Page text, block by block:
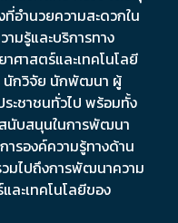
อำนวยความสะดวกใน
ามรู้และบริการทาง
ศาสตร์และเทคโนโลยี
นักวิจัย นักพัฒนา ผู้
ะชาชนทั่วไป พร้อมทั้ง
สนับสนุนในการพัฒนา
ารองค์ความรู้ทางด้าน
วมไปถึงการพัฒนาความ
ะเทคโนโลยีของ